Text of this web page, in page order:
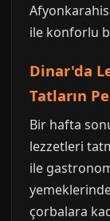
ile konforlu
Dinar'da
Tatların
Bir hafta
lezzetleri
ile
çorbalara